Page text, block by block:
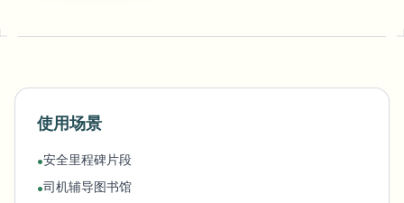
使用场景
•安全里程碑片段
•司机辅导图书馆